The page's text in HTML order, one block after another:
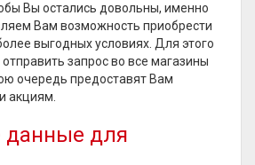
Вы остались довольны, именно
Вам возможность приобрести
выгодных условиях. Для этого
запрос во все магазины
очередь предоставят Вам
акциям.
данные для